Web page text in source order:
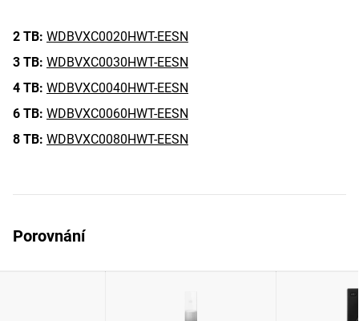
2 TB: WDBVXC0020HWT-EESN
3 TB: WDBVXC0030HWT-EESN
4 TB: WDBVXC0040HWT-EESN
6 TB: WDBVXC0060HWT-EESN
8 TB: WDBVXC0080HWT-EESN
Porovnání